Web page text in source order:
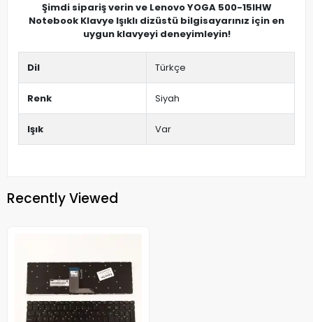
Şimdi sipariş verin ve Lenovo YOGA 500-15IHW
Notebook Klavye Işıklı dizüstü bilgisayarınız için en
uygun klavyeyi deneyimleyin!
Dil Türkçe
Renk Siyah
Işık Var
Recently Viewed